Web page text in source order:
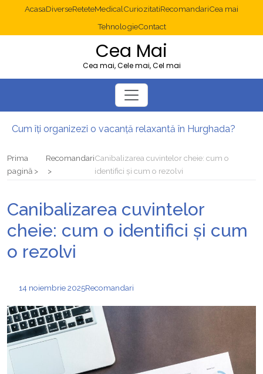
AcasaDiverseReteteMedicalCuriozitatiRecomandariCea mai
TehnologieContact
Cea Mai
Cea mai, Cele mai, Cel mai
Cum îți organizezi o vacanță relaxantă în Hurghada?
Prima
pagină
RecomandariCanibalizarea cuvintelor cheie: cum o
identifici și cum o rezolvi
Canibalizarea cuvintelor
cheie: cum o identifici și cum
o rezolvi
14 noiembrie 2025Recomandari